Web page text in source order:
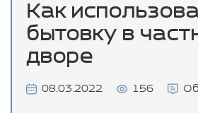
Как
бытовку в
дворе
08.03.2022 156